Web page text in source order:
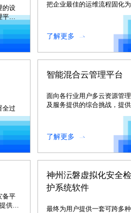
的设
平
把企业最佳的运维流程固化为
了解更多
全过
智能混合云管理平台
面向各行业用户多云资源管
及服务提供的综合挑战，提
了解更多
备平
供统
神州沄磐虚拟化安全
护系统软件
最终为用户提供一套可跨多种